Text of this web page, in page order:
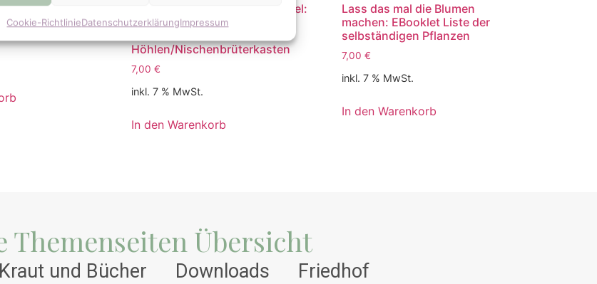
Cookie-RichtlinieDatenschutzerklärungImpressum
über das
Gartens“
Dornröschen-Schloss für Vögel:
EBooklet mit Bauanleitung für
Höhlen/Nischenbrüterkasten
7,00€
inkl. 7 % MwSt.
In den Warenkorb
Lass das mal die Blumen
machen: EBooklet Liste der
selbständigen Pflanzen
7,00€
inkl. 7 % MwSt.
In den Warenkorb
Themenseiten Übersicht
und Bücher Downloads
Friedhof